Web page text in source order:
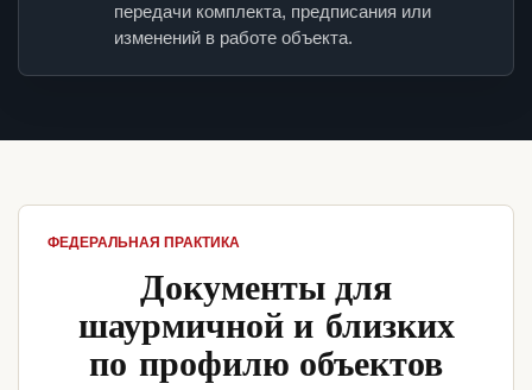
передачи комплекта, предписания или
изменений в работе объекта.
ФЕДЕРАЛЬНАЯ ПРАКТИКА
Документы для
шаурмичной и близких
по профилю объектов